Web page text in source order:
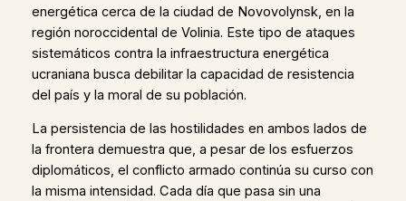
energética cerca de la ciudad de Novovolynsk, en la
región noroccidental de Volinia. Este tipo de ataques
sistemáticos contra la infraestructura energética
ucraniana busca debilitar la capacidad de resistencia
del país y la moral de su población.
La persistencia de las hostilidades en ambos lados de
la frontera demuestra que, a pesar de los esfuerzos
diplomáticos, el conflicto armado continúa su curso con
la misma intensidad. Cada día que pasa sin una